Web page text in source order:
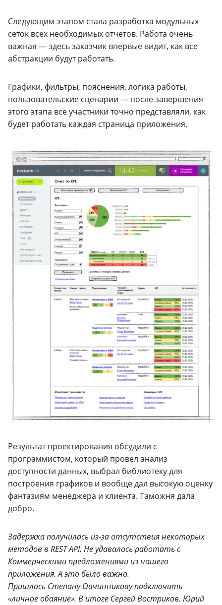
Следующим этапом стала разработка модульных
сеток всех необходимых отчетов. Работа очень
важная — здесь заказчик впервые видит, как все
абстракции будут работать.
Графики, фильтры, пояснения, логика работы,
пользовательские сценарии — после завершения
этого этапа все участники точно представляли, как
будет работать каждая страница приложения.
Результат проектирования обсудили с
программистом, который провел анализ
доступности данных, выбрал библиотеку для
построения графиков и вообще дал высокую оценку
фантазиям менеджера и клиента. Таможня дала
добро.
Задержка получилась из-за отсутствия некоторых
методов в REST API. Не удавалось работать с
Коммерческими предложениями из нашего
приложения. А это было важно.
Пришлось Степану Овчинникову подключить
«личное обаяние». В итоге Сергей Востриков, Юрий